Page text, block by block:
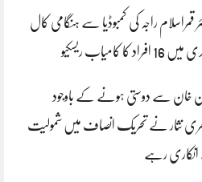
قمراسلام راجہ کی کمبوڈیا سے ہنگامی کال
افراد کا کامیاب ریسکیو
خان سے دوستی ہونے کے باوجود
نثار نے تحریک انصاف میں شمولیت
انکاری رہے